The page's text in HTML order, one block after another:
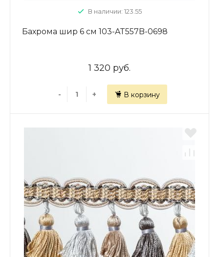
В наличии: 123.55
Бахрома шир 6 см 103-AT557B-0698
1 320 руб.
- + В корзину